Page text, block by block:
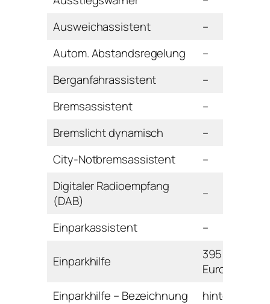
Ausweichassistent
–
Autom. Abstandsregelung
–
Berganfahrassistent
–
Bremsassistent
–
Bremslicht dynamisch
–
City-Notbremsassistent
–
Digitaler Radioempfang
(DAB)
–
Einparkassistent –
Einparkhilfe
395
Euro
Einparkhilfe – Bezeichnung
hinten